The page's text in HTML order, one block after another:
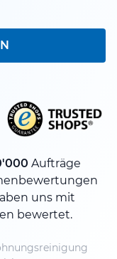
Aufträge
uns mit
bewertet.